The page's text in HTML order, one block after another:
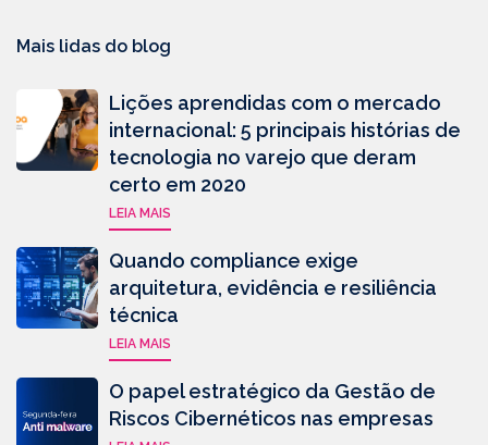
Mais lidas do blog
Lições aprendidas com o mercado
internacional: 5 principais histórias de
tecnologia no varejo que deram
certo em 2020
LEIA MAIS
Quando compliance exige
arquitetura, evidência e resiliência
técnica
LEIA MAIS
O papel estratégico da Gestão de
Riscos Cibernéticos nas empresas